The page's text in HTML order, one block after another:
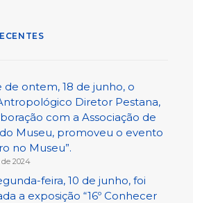
de ontem, 18 de junho, o
Diretor Pestana,
com a Associação de
Museu, promoveu o evento
no Museu”.
2024
feira, 10 de junho, foi
a exposição “16º Conhecer